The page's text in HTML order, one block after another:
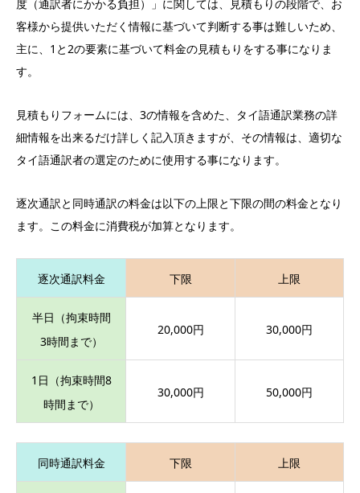
度（通訳者にかかる負担）」に関しては、見積もりの段階で、お
客様から提供いただく情報に基づいて判断する事は難しいため、
主に、1と2の要素に基づいて料金の見積もりをする事になりま
す。
見積もりフォームには、3の情報を含めた、タイ語通訳業務の詳
細情報を出来るだけ詳しく記入頂きますが、その情報は、適切な
タイ語通訳者の選定のために使用する事になります。
逐次通訳と同時通訳の料金は以下の上限と下限の間の料金となり
ます。この料金に消費税が加算となります。
逐次通訳料金 下限 上限
半日（拘束時間
3時間まで）
20,000円 30,000円
1日（拘束時間8
時間まで）
30,000円 50,000円
同時通訳料金 下限 上限